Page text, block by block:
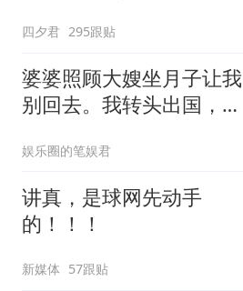
四夕君 295跟贴
婆婆照顾大嫂坐月子让我
别回去。我转头出国，婆
娱乐圈的笔娱君
讲真，是球网先动手
的！！！
新媒体 57跟贴